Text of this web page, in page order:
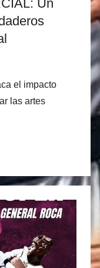
Un
el impacto
las artes